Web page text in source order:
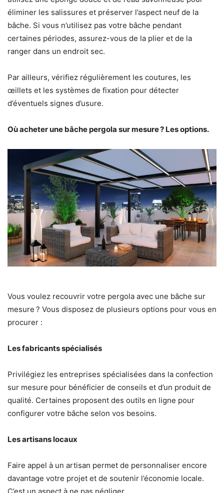
éliminer les salissures et préserver l’aspect neuf de la
bâche. Si vous n’utilisez pas votre bâche pendant
certaines périodes, assurez-vous de la plier et de la
ranger dans un endroit sec.
Par ailleurs, vérifiez régulièrement les coutures, les
œillets et les systèmes de fixation pour détecter
d’éventuels signes d’usure.
Où acheter une bâche pergola sur mesure? Les options.
Vous voulez recouvrir votre pergola avec une bâche sur
mesure ? Vous disposez de plusieurs options pour vous en
procurer :
Les fabricants spécialisés
Privilégiez les entreprises spécialisées dans la confection
sur mesure pour bénéficier de conseils et d’un produit de
qualité. Certaines proposent des outils en ligne pour
configurer votre bâche selon vos besoins.
Les artisans locaux
Faire appel à un artisan permet de personnaliser encore
davantage votre projet et de soutenir l’économie locale.